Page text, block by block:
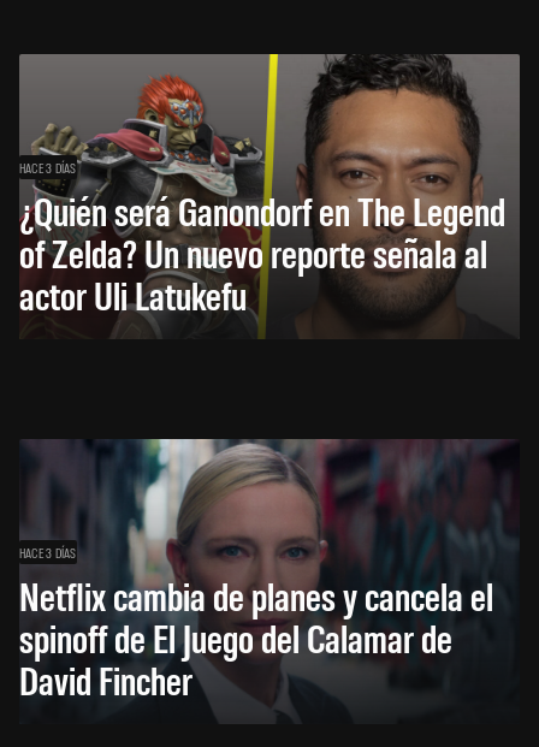
HACE 3 DÍAS
¿Quién será Ganondorf en The Legend
of Zelda? Un nuevo reporte señala al
actor Uli Latukefu
HACE 3 DÍAS
Netflix cambia de planes y cancela el
spinoff de El Juego del Calamar de
David Fincher